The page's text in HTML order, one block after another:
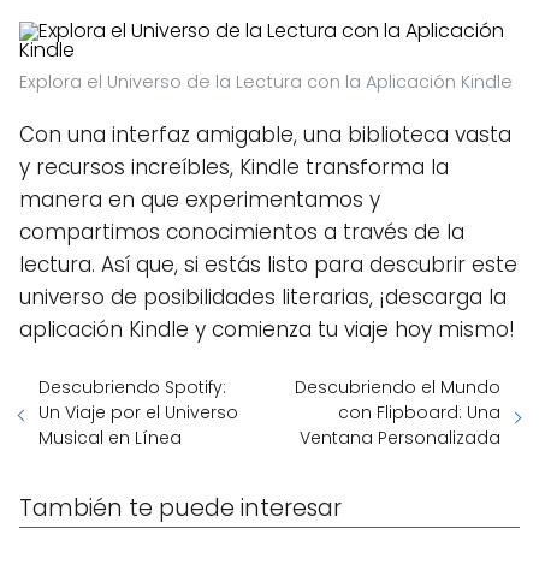
Explora el Universo de la Lectura con la Aplicación Kindle
Con una interfaz amigable, una biblioteca vasta
y recursos increíbles, Kindle transforma la
manera en que experimentamos y
compartimos conocimientos a través de la
lectura. Así que, si estás listo para descubrir este
universo de posibilidades literarias, ¡descarga la
aplicación Kindle y comienza tu viaje hoy mismo!
Descubriendo Spotify:
Un Viaje por el Universo
Musical en Línea
Descubriendo el Mundo
con Flipboard: Una
Ventana Personalizada
También te puede interesar